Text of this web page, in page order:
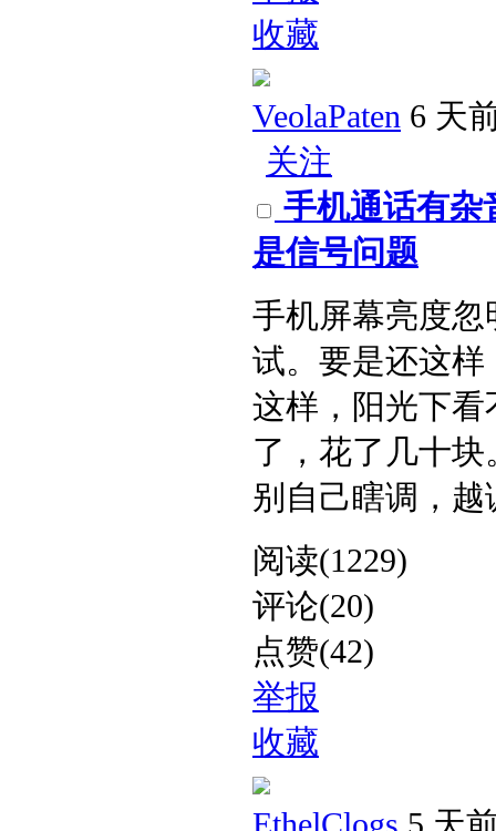
收藏
VeolaPaten 6 天
关注
手机通话有杂
是信号问题​
手机屏幕亮度
试。要是还这
这样，阳光下
了，花了几十
别自己瞎调，越
阅读(1229)
评论(20)
点赞(42)
举报
收藏